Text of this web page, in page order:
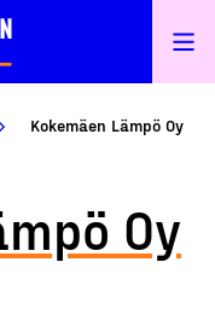
Kokemäen Lämpö Oy
Oy